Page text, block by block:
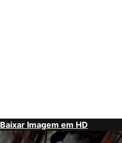
Baixar Imagem em HD